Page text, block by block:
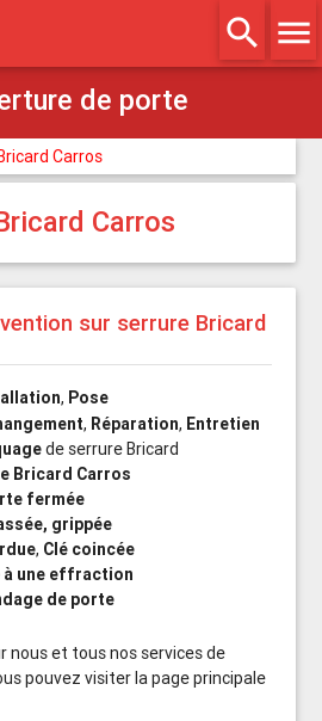
search menu
Carros
Carros
sur serrure Bricard
, Pose
, Réparation, Entretien
de serrure Bricard
Bricard Carros
fermée
grippée
, Clé coincée
une effraction
de porte
nous et tous nos services de
pouvez visiter la page principale